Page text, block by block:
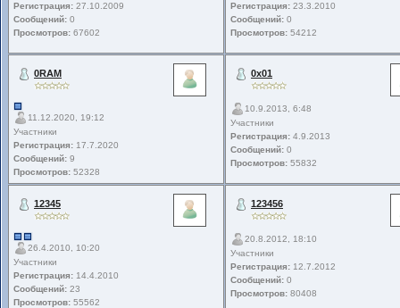
Регистрация: 27.10.2009
Сообщений: 0
Просмотров: 67602
Регистрация: 23.3.2010
Сообщений: 0
Просмотров: 54212
0RAM
11.12.2020, 19:12
Участники
Регистрация: 17.7.2020
Сообщений: 9
Просмотров: 52328
0x01
10.9.2013, 6:48
Участники
Регистрация: 4.9.2013
Сообщений: 0
Просмотров: 55832
12345
26.4.2010, 10:20
Участники
Регистрация: 14.4.2010
Сообщений: 23
Просмотров: 55562
123456
20.8.2012, 18:10
Участники
Регистрация: 12.7.2012
Сообщений: 0
Просмотров: 80408